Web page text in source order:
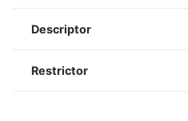
Descriptor
Restrictor